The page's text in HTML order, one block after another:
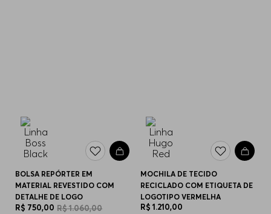
BOLSA REPÓRTER EM
MATERIAL REVESTIDO COM
DETALHE DE LOGO
R$ 750,00 R$1.060,00
MOCHILA DE TECIDO
RECICLADO COM ETIQUETA DE
LOGOTIPO VERMELHA
R$ 1.210,00